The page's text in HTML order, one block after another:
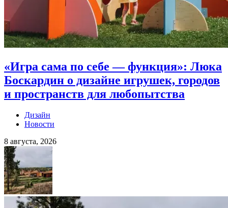
«Игра сама по себе — функция»: Люка
Боскардин о дизайне игрушек, городов
и пространств для любопытства
Дизайн
Новости
8 августа, 2026